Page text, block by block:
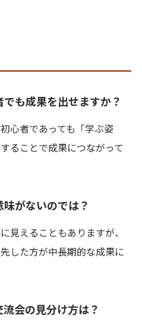
も成果を出せますか？
心者であっても「学ぶ姿
ることで成果につながって
がないのでは？
見えることもありますが、
した方が中長期的な成果に
会の見分け方は？